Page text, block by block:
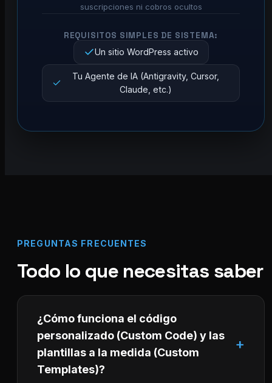
suscripciones ni cobros ocultos
REQUISITOS SIMPLES DE SISTEMA:
Un sitio WordPress activo
Tu Agente de IA (Antigravity, Cursor,
Claude, etc.)
PREGUNTAS FRECUENTES
Todo lo que necesitas saber
¿Cómo funciona el código
personalizado (Custom Code) y las
plantillas a la medida (Custom
Templates)?